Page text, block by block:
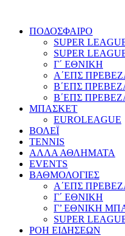
ΠΟΔΟΣΦΑΙΡΟ
SUPER
SUPER
Γ΄ ΕΘΝΙΚΗ
Α΄ΕΠΣ
Β΄ΕΠΣ
Β΄ΕΠΣ
ΜΠΑΣΚΕΤ
EUROLEAGUE
ΒΟΛΕΪ
TENNIS
ΑΛΛΑ ΑΘΛΗΜΑΤΑ
EVENTS
ΒΑΘΜΟΛΟΓΙΕΣ
Α΄ΕΠΣ
Γ΄ ΕΘΝΙΚΗ
Γ’ ΕΘΝΙΚΗ
SUPER
ΡΟΗ ΕΙΔΗΣΕΩΝ